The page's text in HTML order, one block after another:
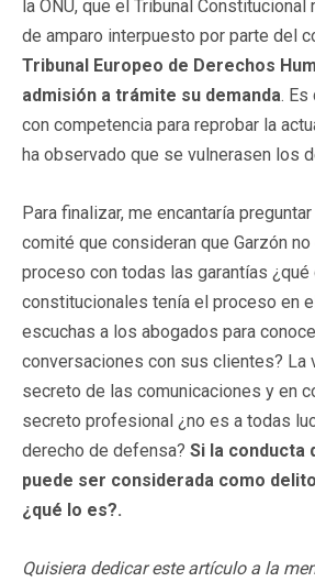
la ONU, que el Tribunal
de amparo interpuesto por parte del
Tribunal Europeo de Derechos
admisión a trámite su demanda. Es
con competencia para reprobar la
ha observado que se vulnerasen los
Para finalizar, me encantaría
comité que consideran que Garzón
proceso con todas las garantías
constitucionales tenía el proceso en
escuchas a los abogados para
conversaciones con sus clientes? La
secreto de las comunicaciones y en
secreto profesional ¿no es a todas
derecho de defensa? Si la conducta
puede ser considerada como
¿qué lo es?.
Quisiera dedicar este artículo a la